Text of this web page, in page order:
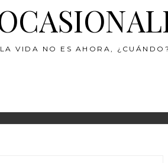
VIDA NO ES AHORA, ¿CUÁNDO?